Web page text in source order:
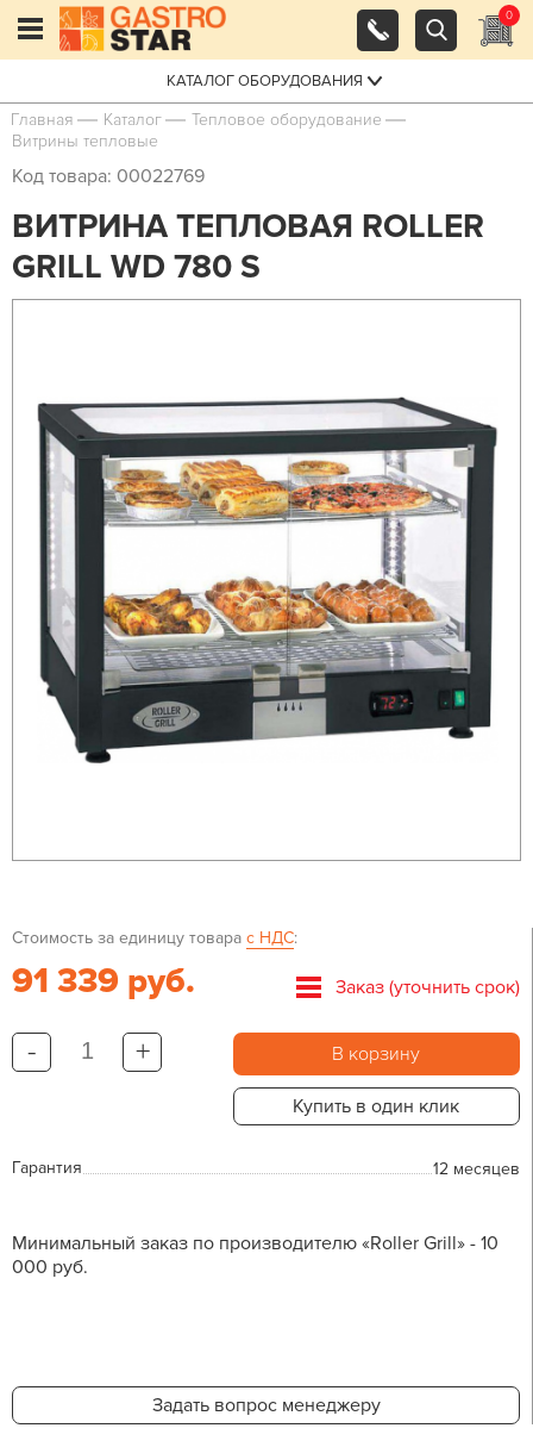
0
КАТАЛОГ ОБОРУДОВАНИЯ
Главная Каталог
Тепловое оборудование
Витрины тепловые
Код товара: 00022769
ВИТРИНА ТЕПЛОВАЯ ROLLER
GRILL WD 780 S
Стоимость за единицу товара с НДС:
91 339 руб. Заказ (уточнить срок)
- + В корзину
Купить в один клик
Гарантия 12 месяцев
Минимальный заказ по производителю «Roller Grill» - 10
000 руб.
Задать вопрос менеджеру